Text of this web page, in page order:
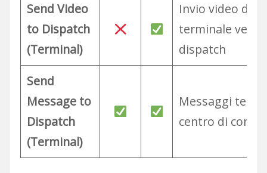
Send Video
to Dispatch
(Terminal)
Invio video dal
terminale
dispatch
Send
Message to
Dispatch
(Terminal)
Messaggi
centro di